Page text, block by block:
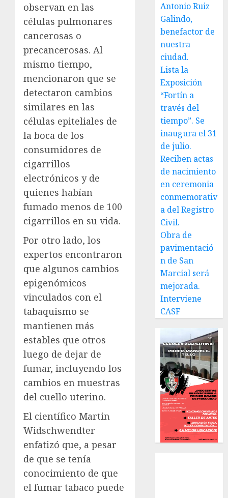
observan en las
células pulmonares
cancerosas o
precancerosas. Al
mismo tiempo,
mencionaron que se
detectaron cambios
similares en las
células epiteliales de
la boca de los
consumidores de
cigarrillos
electrónicos y de
quienes habían
fumado menos de 100
cigarrillos en su vida.
Por otro lado, los
expertos encontraron
que algunos cambios
epigenómicos
vinculados con el
tabaquismo se
mantienen más
estables que otros
luego de dejar de
fumar, incluyendo los
cambios en muestras
del cuello uterino.
El científico Martin
Widschwendter
enfatizó que, a pesar
de que se tenía
conocimiento de que
el fumar tabaco puede
Antonio Ruiz
Galindo,
benefactor de
nuestra
ciudad.
Lista la
Exposición
“Fortín a
través del
tiempo”. Se
inaugura el 31
de julio.
Reciben actas
de nacimiento
en ceremonia
conmemorativ
a del Registro
Civil.
Obra de
pavimentació
n de San
Marcial será
mejorada.
Interviene
CASF